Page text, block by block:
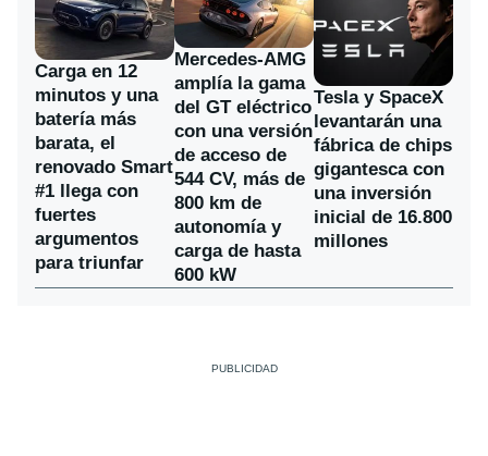
Carga en 12
minutos y una
batería más
barata, el
renovado Smart
#1 llega con
fuertes
argumentos
para triunfar
Mercedes-AMG
amplía la gama
del GT eléctrico
con una versión
de acceso de
544 CV, más de
800 km de
autonomía y
carga de hasta
600 kW
Tesla y SpaceX
levantarán una
fábrica de chips
gigantesca con
una inversión
inicial de 16.800
millones